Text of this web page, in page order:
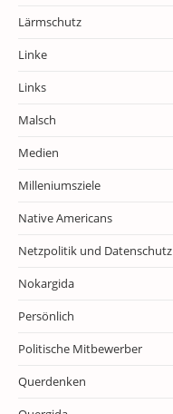
Lärmschutz
Linke
Links
Malsch
Medien
Milleniumsziele
Native Americans
Netzpolitik und Datenschutz
Nokargida
Persönlich
Politische Mitbewerber
Querdenken